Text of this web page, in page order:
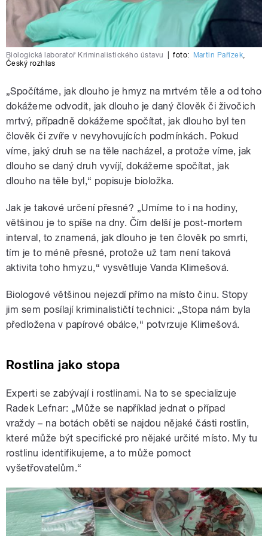
Biologická laboratoř Kriminalistického ústavu foto: Martin Pařízek,
Český rozhlas
„Spočítáme, jak dlouho je hmyz na mrtvém těle a od toho
dokážeme odvodit, jak dlouho je daný člověk či živočich
mrtvý, případně dokážeme spočítat, jak dlouho byl ten
člověk či zvíře v nevyhovujících podmínkách. Pokud
víme, jaký druh se na těle nacházel, a protože víme, jak
dlouho se daný druh vyvíjí, dokážeme spočítat, jak
dlouho na těle byl,“ popisuje bioložka.
Jak je takové určení přesné? „Umíme to i na hodiny,
většinou je to spíše na dny. Čím delší je post-mortem
interval, to znamená, jak dlouho je ten člověk po smrti,
tím je to méně přesné, protože už tam není taková
aktivita toho hmyzu,“ vysvětluje Vanda Klimešová.
Biologové většinou nejezdí přímo na místo činu. Stopy
jim sem posílají kriminalističtí technici: „Stopa nám byla
předložena v papírové obálce,“ potvrzuje Klimešová.
Rostlina jako stopa
Experti se zabývají i rostlinami. Na to se specializuje
Radek Lefnar: „Může se například jednat o případ
vraždy – na botách oběti se najdou nějaké části rostlin,
které může být specifické pro nějaké určité místo. My tu
rostlinu identifikujeme,a to může pomoct
vyšetřovatelům.“